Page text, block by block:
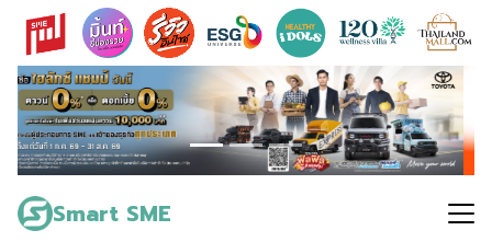
Skip
content
Smart SME
Search
for: